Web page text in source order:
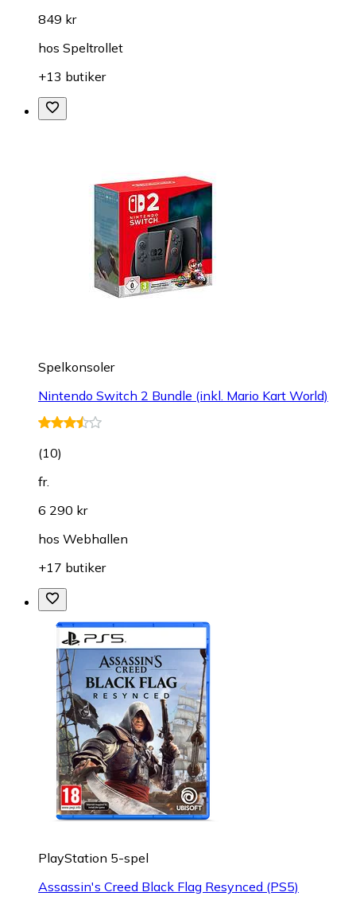
849 kr
hos Speltrollet
+13 butiker
Spelkonsoler
Nintendo Switch 2 Bundle (inkl. Mario Kart World)
(10)
fr.
6 290 kr
hos Webhallen
+17 butiker
PlayStation 5-spel
Assassin's Creed Black Flag Resynced (PS5)